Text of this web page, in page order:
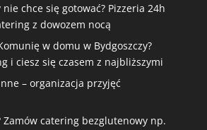
nie chce się gotować? Pizzeria 24h
z dowozem nocą
w domu w Bydgoszczy?
i ciesz się czasem z najbliższymi
– organizacja przyjęć
Zamów catering bezglutenowy np.